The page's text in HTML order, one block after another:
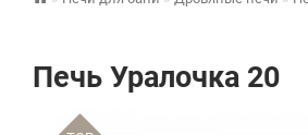
Печь Уралочка 20